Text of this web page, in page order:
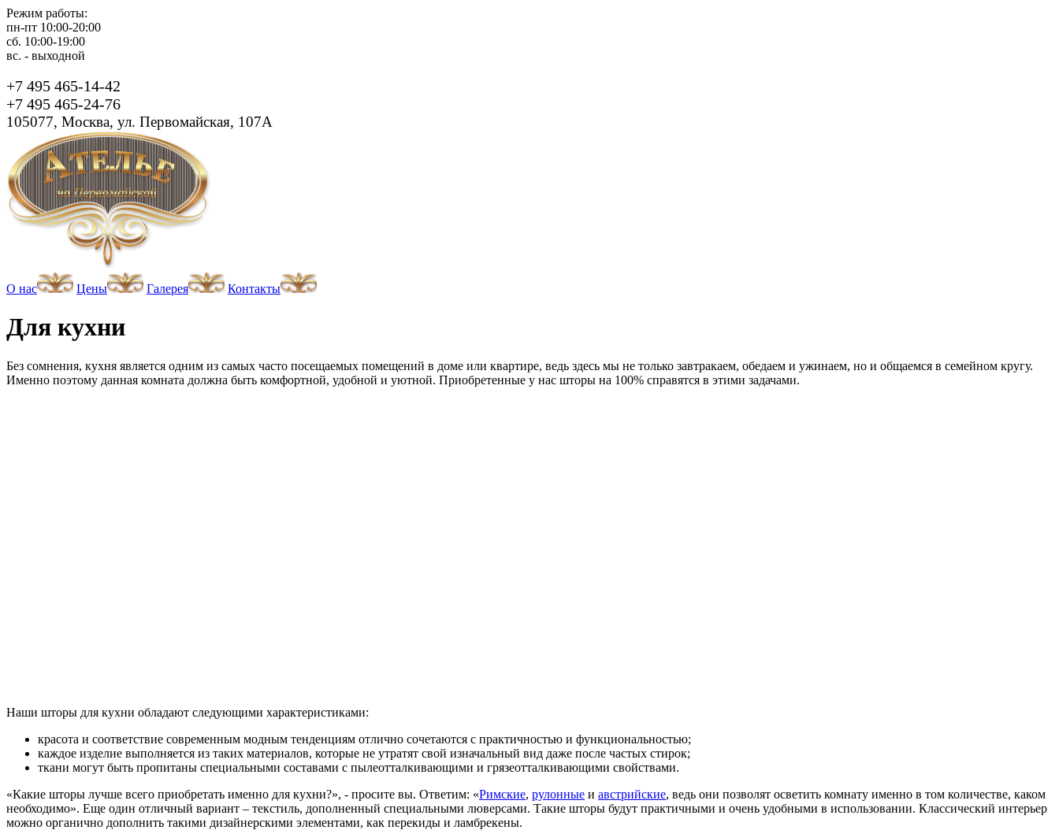
Режим работы:
пн-пт 10:00-20:00
сб. 10:00-19:00
вс. - выходной
+7 495 465-14-42
+7 495 465-24-76
105077, Москва, ул. Первомайская, 107А
О нас Цены Галерея Контакты
Для кухни
Без сомнения, кухня является одним из самых часто посещаемых помещений в доме или квартире, ведь здесь мы не только завтракаем, обедаем и ужинаем, но и общаемся в семейном кругу.
Именно поэтому данная комната должна быть комфортной, удобной и уютной. Приобретенные у нас шторы на 100% справятся в этими задачами.
Наши шторы для кухни обладают следующими характеристиками:
красота и соответствие современным модным тенденциям отлично сочетаются с практичностью и функциональностью;
каждое изделие выполняется из таких материалов, которые не утратят свой изначальный вид даже после частых стирок;
ткани могут быть пропитаны специальными составами с пылеотталкивающими и грязеотталкивающими свойствами.
«Какие шторы лучше всего приобретать именно для кухни?», - просите вы. Ответим: «Римские, рулонные и австрийские, ведь они позволят осветить комнату именно в том количестве, каком
необходимо». Еще один отличный вариант – текстиль, дополненный специальными люверсами. Такие шторы будут практичными и очень удобными в использовании. Классический интерьер
можно органично дополнить такими дизайнерскими элементами, как перекиды и ламбрекены.